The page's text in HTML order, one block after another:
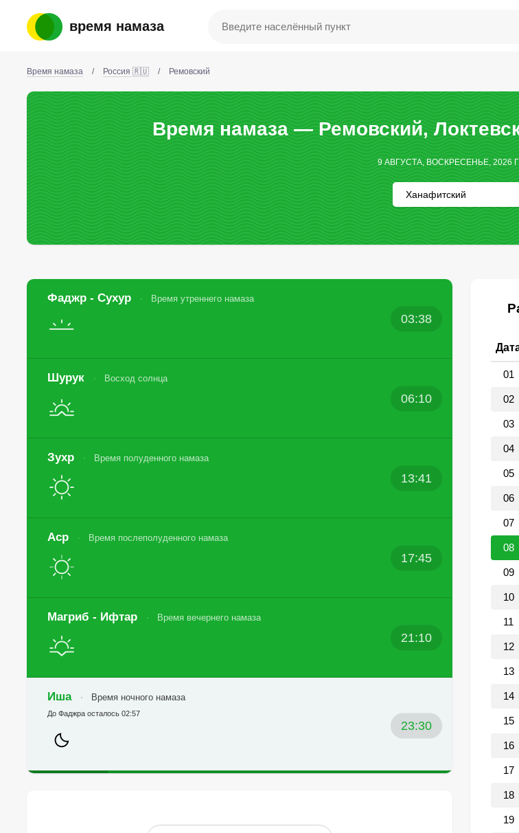
время намаза
Время намаза / Россия 🇷🇺 / Ремовский
Время намаза — Ремовский,
9 АВГУСТА, ВОСКРЕСЕНЬЕ, 2026
Фаджр - Сухур Время утреннего намаза
03:38
Шурук Восход солнца
06:10
Зухр Время полуденного намаза
13:41
Аср Время послеполуденного намаза
17:45
Магриб - Ифтар Время вечернего намаза
21:10
Иша Время ночного намаза
23:30
До Фаджра осталось 02:57
01
02
03
04
05
06
07
08
09
10
11
12
13
14
15
16
17
18
19